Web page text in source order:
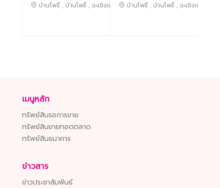
บ้านโพธิ์ , บ้านโพธิ์ , ฉะเชิงเทรา บ้านโพธิ์ , บ้านโพธิ์ , ฉะเชิงเทรา
เมนูหลัก
ทรัพย์สินรอการขาย
ทรัพย์สินขายทอดตลาด
ทรัพย์สินธนาคาร
ข่าวสาร
ข่าวประชาสัมพันธ์